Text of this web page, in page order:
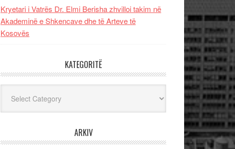
Kryetari i Vatrës Dr. Elmi Berisha zhvilloi takim në
Akademinë e Shkencave dhe të Arteve të
Kosovës
KATEGORITË
ARKIV